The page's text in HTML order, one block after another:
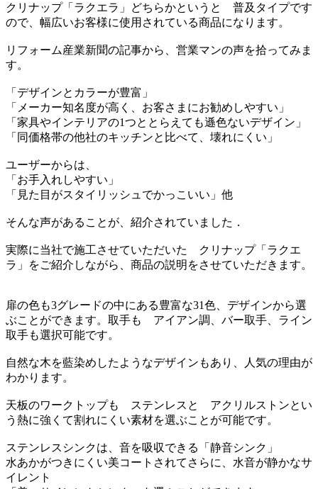
クリナップ「ラクエラ」どちらかというと 普及タイプです
ので、幅広いお客様に使用されている商品になります。
リフォーム産業新聞の記事から、営業マンの声を拾ってみま
す。
「デザインとカラーが豊富」
「メーカー知名度が高く、お客さまにお勧めしやすい」
「家具やインテリアの1つととらえても遜色ないデザイン」
「同価格帯の他社のキッチンと比べて、壊れにくい」
ユーザーからは、
「お手入れしやすい」
「見た目がスタイリッシュでかっこいい」他
そんな声があることが、紹介されていました．
実際に当社で施工させていただいた クリナップ「ラクエ
ラ」をご紹介しながら、商品の説明をさせていただきます。
扉の色も3グレードの中にある豊富な31色、デザインから選
ぶことができます。取手も アイアン調、バー取手、ライン
取手も選択可能です。
自然な木を藍染めしたようなデザインもあり、人気の理由が
わかります。
天板のワークトップも ステンレスと アクリルストンとい
う熱に強くて割れにくい素材を選ぶことが可能です。
ステンレスシンクは、音を吸収できる「静音シンク」
水あかがつきにくい美コートされてさらに、水音が静かなサ
イレント